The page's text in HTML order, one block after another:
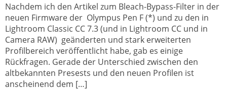
Nachdem ich den Artikel zum Bleach-Bypass-Filter in der
neuen Firmware der Olympus Pen F (*) und zu den in
Lightroom Classic CC 7.3 (und in Lightroom CC und in
Camera RAW) geänderten und stark erweiterten
Profilbereich veröffentlicht habe, gab es einige
Rückfragen. Gerade der Unterschied zwischen den
altbekannten Presests und den neuen Profilen ist
anscheinend dem […]